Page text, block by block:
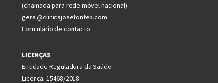
(chamada para rede móvel nacional)
geral@clinicajosefontes.com
Formulário de contacto
LICENÇAS
Entidade Reguladora da Saúde
Licença: 15468/2018